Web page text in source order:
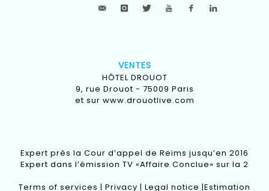
VENTES
HÔTEL DROUOT
9, rue Drouot - 75009 Paris
et sur www.drouotlive.com
Expert près la Cour d’appel de Reims jusqu’en 2016
Expert dans l’émission TV «Affaire Conclue» sur la 2
Terms of services | Privacy | Legal notice |Estimation